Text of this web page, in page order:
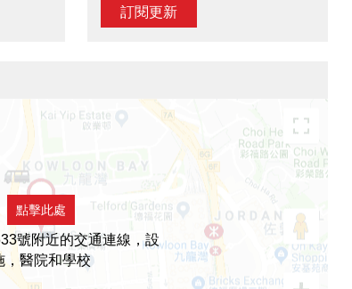
訂閱更新
點擊此處
號附近的交通連線，設
，醫院和學校